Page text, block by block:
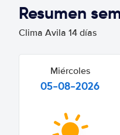
Resumen
Clima Avila 14 días
Miércoles
05-08-2026